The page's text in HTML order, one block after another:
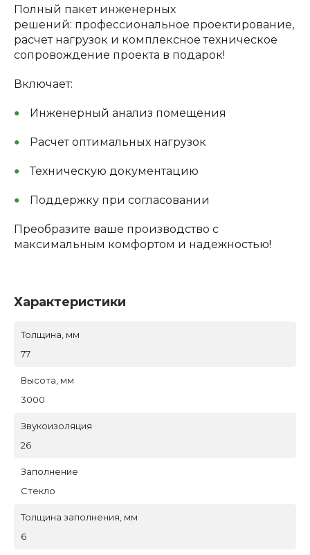
Полный пакет инженерных
решений: профессиональное проектирование,
расчет нагрузок и комплексное техническое
сопровождение проекта в подарок!
Включает:
Инженерный анализ помещения
Расчет оптимальных нагрузок
Техническую документацию
Поддержку при согласовании
Преобразите ваше производство с
максимальным комфортом и надежностью!
Характеристики
Толщина, мм
77
Высота, мм
3000
Звукоизоляция
26
Заполнение
Стекло
Толщина заполнения, мм
6